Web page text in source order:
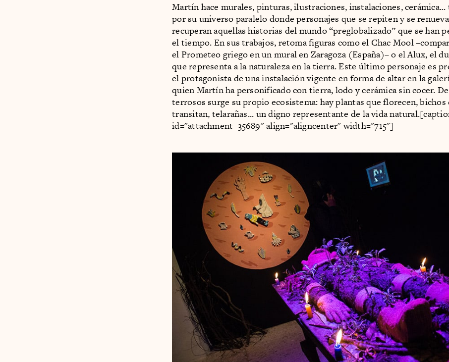
Martín hace murales, pinturas, ilustraciones, instalaciones,
por su universo paralelo donde personajes que se repiten y se
recuperan aquellas historias del mundo “preglobalizado” que se han
el tiempo. En sus trabajos, retoma figuras como el Chac Mool
el Prometeo griego en un mural en Zaragoza (España)– o el Alux, el
que representa a la naturaleza en la tierra. Este último personaje es
el protagonista de una instalación vigente en forma de altar en la
quien Martín ha personificado con tierra, lodo y cerámica sin cocer.
terrosos surge su propio ecosistema: hay plantas que florecen, bichos
transitan, telarañas... un digno representante de la vida
id="attachment_35689" align="aligncenter" width="715"]